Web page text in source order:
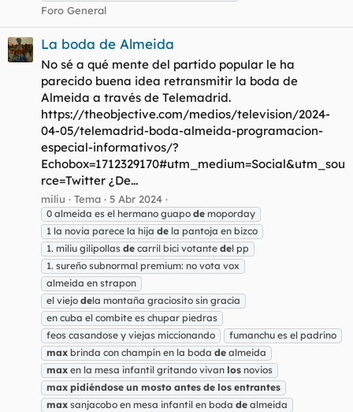
Foro General
La boda de Almeida
No sé a qué mente del partido popular le ha
parecido buena idea retransmitir la boda de
Almeida a través de Telemadrid.
https://theobjective.com/medios/television/2024-
04-05/telemadrid-boda-almeida-programacion-
especial-informativos/?
Echobox=1712329170#utm_medium=Social&utm_sou
rce=Twitter ¿De...
miliu Tema 5 Abr 2024
0 almeida es el hermano guapo de moporday
1 la novia parece la hija de la pantoja en bizco
1. miliu gilipollas de carril bici votante del pp
1. sureño subnormal premium: no vota vox
almeida en strapon
el viejo dela montaña graciosito sin gracia
en cuba el combite es chupar piedras
feos casandose y viejas miccionando
fumanchu es el padrino
max brinda con champín en la boda de almeida
max en la mesa infantil gritando vivan los novios
max pidiéndose un mosto antes de los entrantes
max sanjacobo en mesa infantil en boda de almeida